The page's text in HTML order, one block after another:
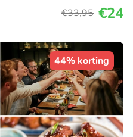
€33,95 €24
44% korting